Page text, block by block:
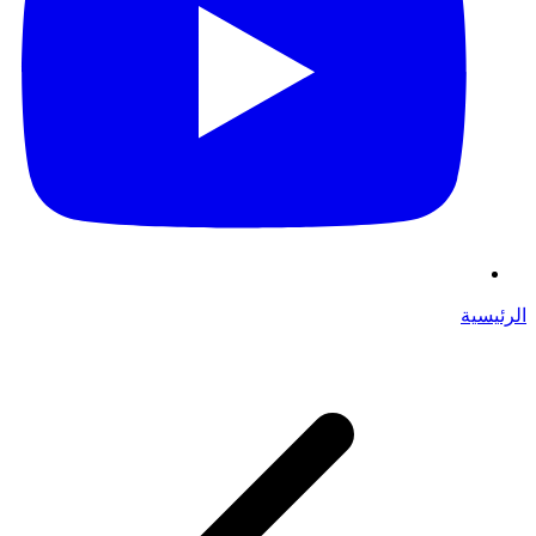
الرئيسية